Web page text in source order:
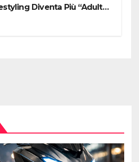
Diventa Più “Adulto”,